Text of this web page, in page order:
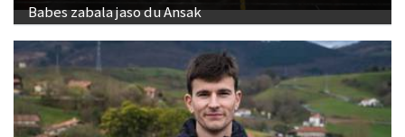
Babes zabala jaso du Ansak